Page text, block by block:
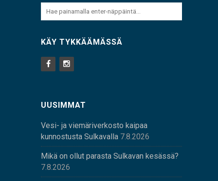
KÄY TYKKÄÄMÄSSÄ
UUSIMMAT
Vesi- ja viemäriverkosto kaipaa
kunnostusta Sulkavalla 7.8.2026
Mikä on ollut parasta Sulkavan kesässä?
7.8.2026